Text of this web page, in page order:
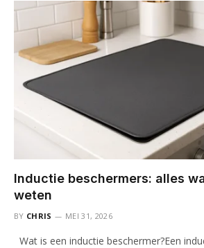
Inductie beschermers: alles
weten
BY CHRIS MEI 31, 2026
Wat is een inductie beschermer?Een